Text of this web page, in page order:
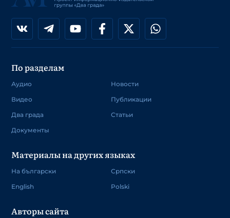
По разделам
Аудио
Видео
Два града
Документы
Новости
Публикации
Статьи
Материалы на других языках
На български
English
Српски
Polski
Авторы сайта